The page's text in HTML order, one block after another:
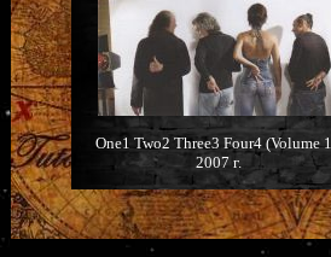
One1 Two2 Three3 Four4 (Volume
2007 г.